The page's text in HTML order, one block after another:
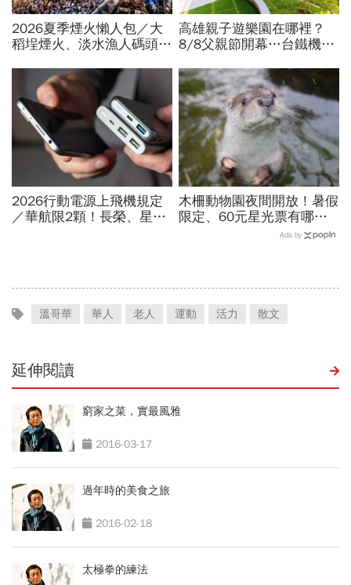
2026夏季煙火懶人包／大
稻埕煙火、淡水漁人碼頭、
放時間、表演卡司、最佳觀
賞點必看
高雄親子遊樂園在哪裡？
8/8父親節開幕…台鐵機廠
門票嗎？營業時間、交通一
文看
2026行動電源上飛機規定
／華航限2顆！長榮、星
木柵動物園夜間開放！暑假
限定、60元星光票有哪些
動物可以看？要預約嗎？時
Ads by
溫哥華 華人 老人 運動 活力 散文
延伸閱讀
窮家之菜，實最風雅
2016-03-17
過年時的美食之旅
2016-02-18
太極拳的練法